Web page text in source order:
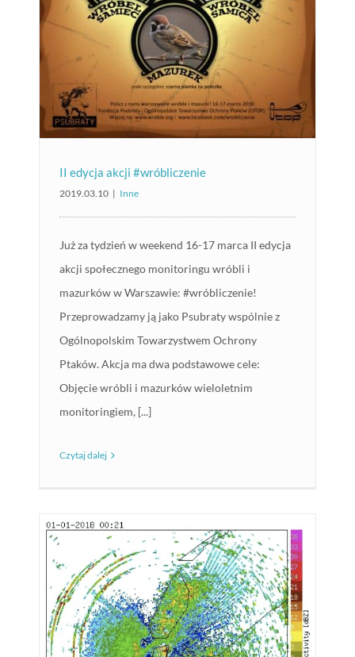
II edycja akcji #wróbliczenie
2019.03.10 | Inne
Już za tydzień w weekend 16-17 marca II edycja
akcji społecznego monitoringu wróbli i
mazurków w Warszawie: #wróbliczenie!
Przeprowadzamy ją jako Psubraty wspólnie z
Ogólnopolskim Towarzystwem Ochrony
Ptaków. Akcja ma dwa podstawowe cele:
Objęcie wróbli i mazurków wieloletnim
monitoringiem, [...]
Czytaj dalej